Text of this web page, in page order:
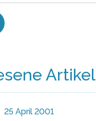
Artikel
25 April 2001